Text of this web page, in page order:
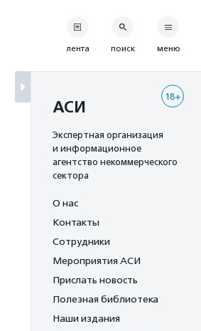
лента поиск меню
18+
АСИ
Экспертная организация
и информационное
агентство некоммерческого
сектора
О нас
Контакты
Сотрудники
Мероприятия АСИ
Прислать новость
Полезная библиотека
Наши издания